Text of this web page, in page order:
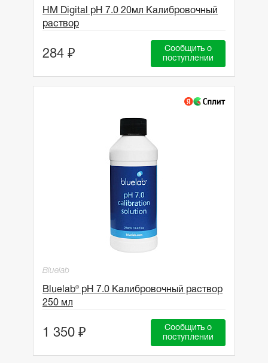
HM Digital pH 7.0 20мл Калибровочный
раствор
284 ₽
Сообщить о
поступлении
Bluelab
Bluelab® pH 7.0 Калибровочный раствор
250 мл
1 350 ₽
Сообщить о
поступлении